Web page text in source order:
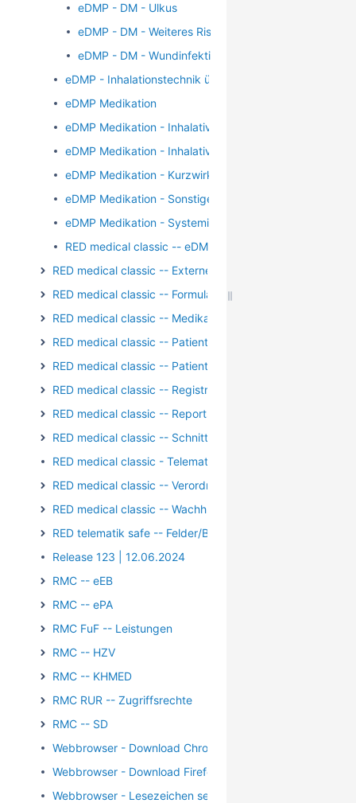
eDMP - DM - Ulkus
eDMP - DM - Weiteres Risiko für Ulkus
eDMP - DM - Wundinfektion
eDMP - Inhalationstechnik überprüft
eDMP Medikation
eDMP Medikation - Inhalative Glukokortikosteroide
eDMP Medikation - Inhalative langwirksame Beta-2-
eDMP Medikation - Kurzwirksame inhalative Beta-2-
eDMP Medikation - Sonstige asthmaspezifische
eDMP Medikation - Systemische Glukokortikosteroide
RED medical classic -- eDMP - Erstelldatum
RED medical classic -- Externe Kommunikation
RED medical classic -- Formulare
RED medical classic -- Medikation
RED medical classic -- Patientengruppen
RED medical classic -- Patienten und Episoden
RED medical classic -- Registrierung/Login
RED medical classic -- Reports und Auswertungen
RED medical classic -- Schnittstellen
RED medical classic - Telematik - Kartenterminal - PIN-
RED medical classic -- Verordnungen
RED medical classic -- Wachhund
RED telematik safe -- Felder/Bilder
Release 123 | 12.06.2024
RMC -- eEB
RMC -- ePA
RMC FuF -- Leistungen
RMC -- HZV
RMC -- KHMED
RMC RUR -- Zugriffsrechte
RMC -- SD
Webbrowser - Download Chrome
Webbrowser - Download Firefox
Webbrowser - Lesezeichen setzen